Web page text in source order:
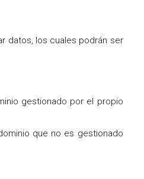
datos, los cuales podrán ser
gestionado por el propio
que no es gestionado